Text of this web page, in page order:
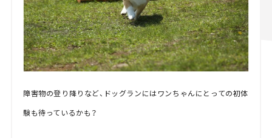
障害物の登り降りなど、ドッグランにはワンちゃんにとっての初体
験も待っているかも？